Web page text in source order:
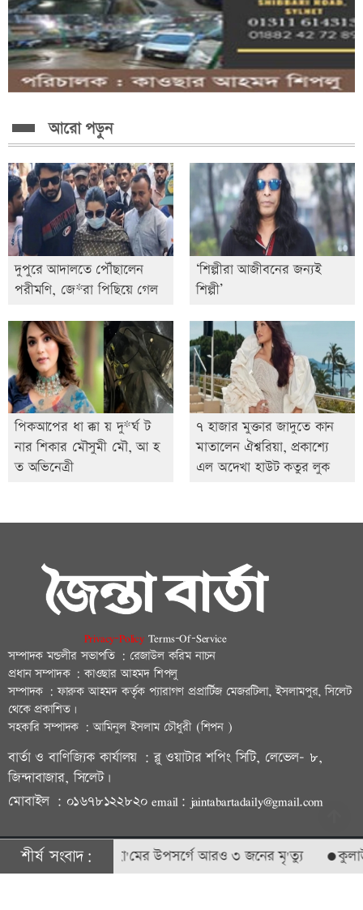
আরো পড়ুন
দুপুরে আদালতে পৌঁছালেন
পরীমণি, জে*রা পিছিয়ে গেল
‘শিল্পীরা আজীবনের জন্যই
শিল্পী’
পিকআপের ধা ক্কা য় দু*র্ঘ ট
নার শিকার মৌসুমী মৌ, আ হ
ত অভিনেত্রী
৭ হাজার মুক্তার জাদুতে কান
মাতালেন ঐশ্বরিয়া, প্রকাশ্যে
এল অদেখা হাউট কতুর লুক
Privacy-Policy Terms-Of-Service
সম্পাদক মন্ডলীর সভাপতি : রেজাউল করিম নাচন
প্রধান সম্পাদক : কাওছার আহমদ শিপলু
সম্পাদক : ফারুক আহমদ কর্তৃক প্যারাগণ প্রপ্রার্টিজ মেজরটিলা, ইসলামপুর, সিলেট
থেকে প্রকাশিত।
সহকারি সম্পাদক : আমিনুল ইসলাম চৌধুরী (শিপন )
বার্তা ও বাণিজ্যিক কার্যালয় : ব্লু ওয়াটার শপিং সিটি, লেভেল- ৮,
জিন্দাবাজার, সিলেট।
মোবাইল : ০১৬৭৮১২২৮২০ email: jaintabartadaily@gmail.com
© ২০২৩ | জৈন্তাবার্তা কর্তৃক সর্বসত্ব ® সংরক্ষিত | উন্নয়নেবিডি আইটি
ফ্যাক্টরি
শীর্ষ সংবাদ:
সিলেটে হা'মের উপসর্গে আরও ৩ জনের মৃ'ত্যু কুলাউড়া